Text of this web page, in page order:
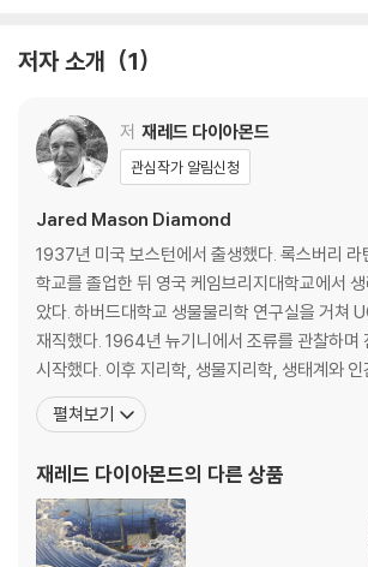
있음을 역설한다. 문화인류학, 생태지리학, 언어학,
존재 이유를 생생하게 파헤쳤다. 지금보다 더 나은
에 걸친 문화인류학 연구의 해답이 바로 『어제의 세
e, but do Westerners necessarily have
w to raise children, care for the elderly, or
his epic journey into our past, Jared
tional societies around the world offer an
w into how our ancestors lived for the
ry - until virtually yesterday, in evolutionary
decades of his own fieldwork, Diamond
eople approach essential human problems,
e much to teach us.
저자 소개 1
저 재레드 다이아몬드
관심작가 알림신청
Jared Mason Diamond
1937년 미국 보스턴에서 출생했다. 록스버리 라
학교를 졸업한 뒤 영국 케임브리지대학교에서
았다. 하버드대학교 생물물리학 연구실을 거쳐
재직했다. 1964년 뉴기니에서 조류를 관찰하며
시작했다. 이후 지리학, 생물지리학, 생태계와
구하는 환경사(史), 문화인류학 등으로 연구 영
현재 UCLA 지리학과 교수로 있으며 여전히 학생
동 발표한 ‘세계를 이끄는 최고의 지식인’ 중 아
펼쳐보기
재레드 다이아몬드의 다른 상품